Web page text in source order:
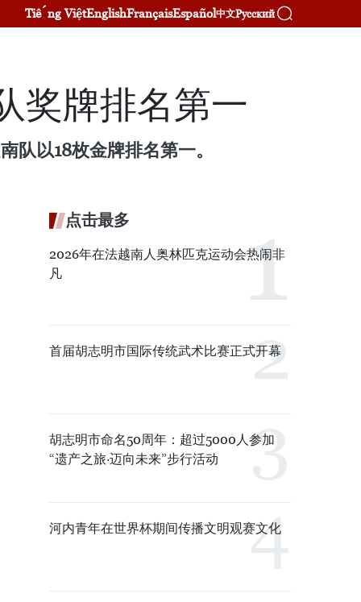
Tiếng ViệtEnglishFrançaisEspañol中文Русский
奖牌排名第一
队以18枚金牌排名第一。
点击最多
2026年在法越南人奥林匹克运动会热闹非
凡
首届胡志明市国际传统武术比赛正式开幕
胡志明市命名50周年：超过5000人参加
“遗产之旅·迈向未来”步行活动
河内青年在世界杯期间传播文明观赛文化